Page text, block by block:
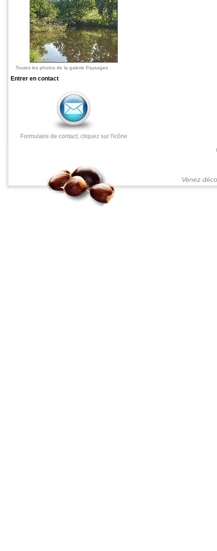
Toutes les photos de la galerie Paysages
Entrer en contact
Formulaire de contact, cliquez sur l'icône
Venez